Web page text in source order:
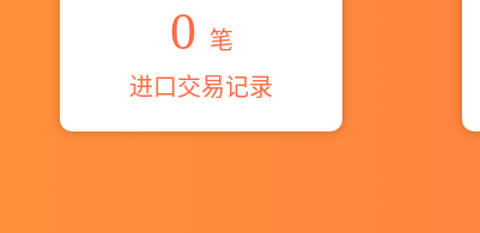
0 笔
进口交易记录